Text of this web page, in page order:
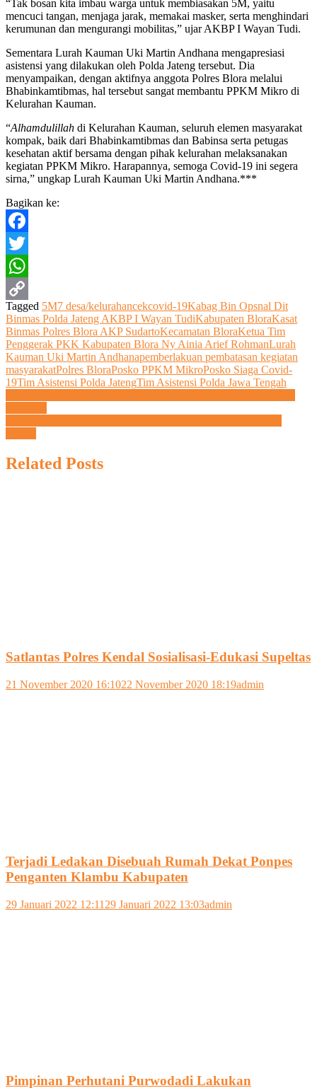
“Tak bosan kita imbau warga untuk membiasakan 5M, yaitu
mencuci tangan, menjaga jarak, memakai masker, serta menghindari
kerumunan dan mengurangi mobilitas,” ujar AKBP I Wayan Tudi.
Sementara Lurah Kauman Uki Martin Andhana mengapresiasi
asistensi yang dilakukan oleh Polda Jateng tersebut. Dia
menyampaikan, dengan aktifnya anggota Polres Blora melalui
Bhabinkamtibmas, hal tersebut sangat membantu PPKM Mikro di
Kelurahan Kauman.
“Alhamdulillah di Kelurahan Kauman, seluruh elemen masyarakat
kompak, baik dari Bhabinkamtibmas dan Babinsa serta petugas
kesehatan aktif bersama dengan pihak kelurahan melaksanakan
kegiatan PPKM Mikro. Harapannya, semoga Covid-19 ini segera
sirna,” ungkap Lurah Kauman Uki Martin Andhana.***
Bagikan ke:
Facebook
Twitter
WhatsApp
Copy
Link
Tagged 5M7 desa/kelurahancekcovid-19Kabag Bin Opsnal Dit
Binmas Polda Jateng AKBP I Wayan TudiKabupaten BloraKasat
Binmas Polres Blora AKP SudartoKecamatan BloraKetua Tim
Penggerak PKK Kabupaten Blora Ny Ainia Arief RohmanLurah
Kauman Uki Martin Andhanapemberlakuan pembatasan kegiatan
masyarakatPolres BloraPosko PPKM MikroPosko Siaga Covid-
19Tim Asistensi Polda JatengTim Asistensi Polda Jawa Tengah
Navigasi
pos
Related Posts
Satlantas Polres Kendal Sosialisasi-Edukasi Supeltas
21 November 2020 16:1022 November 2020 18:19admin
Terjadi Ledakan Disebuah Rumah Dekat Ponpes
Penganten Klambu Kabupaten
29 Januari 2022 12:11 29 Januari 2022 13:03admin
Pimpinan Perhutani Purwodadi Lakukan